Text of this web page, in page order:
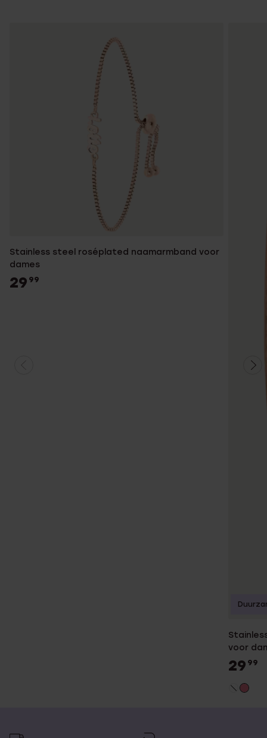
Stainless steel roséplated naamarmband voor
dames
29 99
voor
29 99